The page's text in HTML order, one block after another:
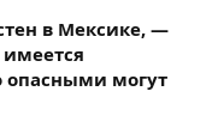
в Мексике, —
опасными могут